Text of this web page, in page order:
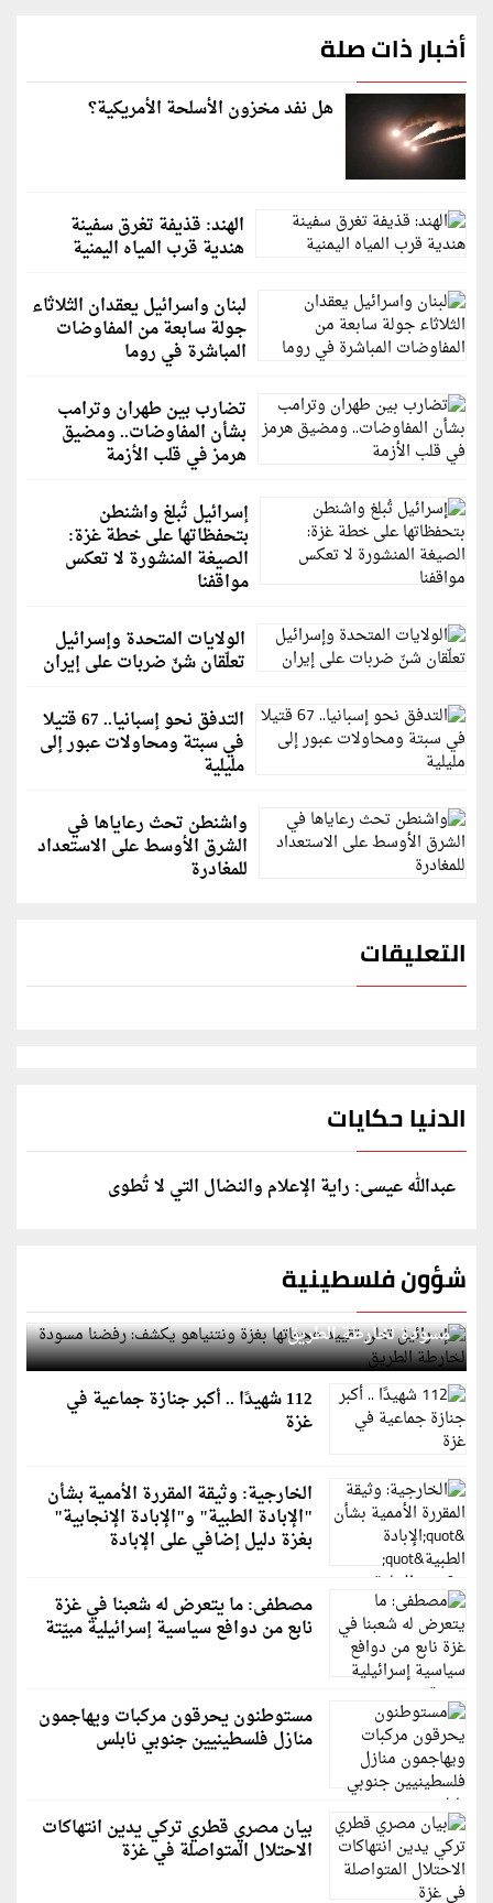
أخبار ذات صلة
هل نفد مخزون الأسلحة الأمريكية؟
الهند: قذيفة تغرق سفينة
هندية قرب المياه اليمنية
لبنان واسرائيل يعقدان الثلاثاء
جولة سابعة من المفاوضات
المباشرة في روما
تضارب بين طهران وترامب
بشأن المفاوضات.. ومضيق
هرمز في قلب الأزمة
إسرائيل تُبلغ واشنطن
بتحفظاتها على خطة غزة:
الصيغة المنشورة لا تعكس
مواقفنا
الولايات المتحدة وإسرائيل
تعلّقان شنّ ضربات على إيران
التدفق نحو إسبانيا.. 67 قتيلا
في سبتة ومحاولات عبور إلى
مليلية
واشنطن تحث رعاياها في
الشرق الأوسط على الاستعداد
للمغادرة
التعليقات
الدنيا حكايات
عبدالله عيسى: راية الإعلام والنضال التي لا تُطوى
شؤون فلسطينية
إسرائيل تعلن تقييد هجماتها بغزة ونتنياهو يكشف: رفضنا
مسودة لخارطة الطريق
112 شهيدًا .. أكبر جنازة جماعية في
غزة
الخارجية: وثيقة المقررة الأممية بشأن
"الإبادة الطبية" و"الإبادة الإنجابية"
بغزة دليل إضافي على الإبادة
مصطفى: ما يتعرض له شعبنا في غزة
نابع من دوافع سياسية إسرائيلية مبيّتة
مستوطنون يحرقون مركبات ويهاجمون
منازل فلسطينيين جنوبي نابلس
بيان مصري قطري تركي يدين انتهاكات
الاحتلال المتواصلة في غزة